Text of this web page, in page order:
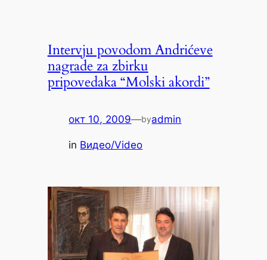
Intervju povodom Andrićeve
nagrade za zbirku
pripovedaka “Molski akordi”
окт 10, 2009—byadmin
in Видео/Video